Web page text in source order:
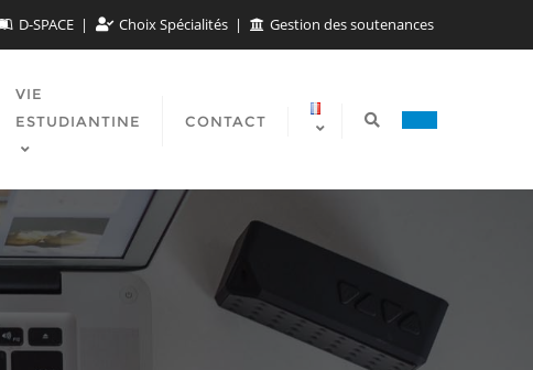
D-SPACE Choix Spécialités Gestion des soutenances
VIE
ESTUDIANTINE
CONTACT